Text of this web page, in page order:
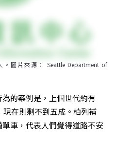
圖片來源： Seattle Department of
的案例是，上個世代約有
在則剩不到五成。柏列補
車，代表人們覺得道路不安